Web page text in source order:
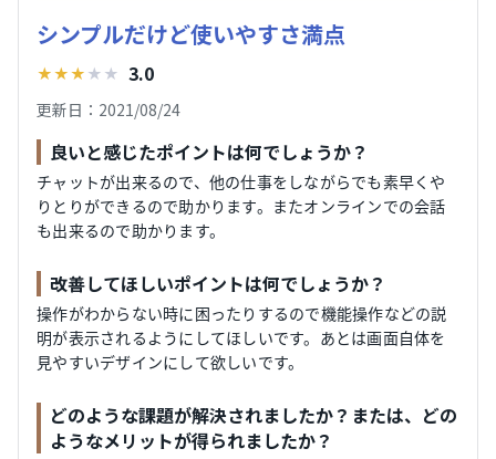
シンプルだけど使いやすさ満点
★★★ ★ ★ 3.0
更新日：2021/08/24
良いと感じたポイントは何でしょうか？
チャットが出来るので、他の仕事をしながらでも素早くや
りとりができるので助かります。またオンラインでの会話
も出来るので助かります。
改善してほしいポイントは何でしょうか？
操作がわからない時に困ったりするので機能操作などの説
明が表示されるようにしてほしいです。あとは画面自体を
見やすいデザインにして欲しいです。
どのような課題が解決されましたか？または、どの
ようなメリットが得られましたか？